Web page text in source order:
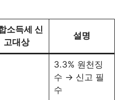
소득세 신
고대상
설명
3.3% 원천징
수 → 신고 필
수